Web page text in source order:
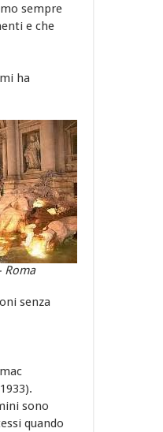
sempre
e che
ha
Roma
senza
sono
quando